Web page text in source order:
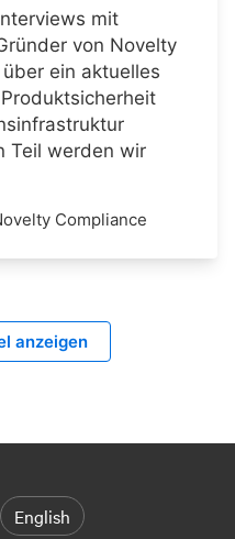
mit
von Novelty
ein aktuelles
Teil werden wir
Compliance
anzeigen
English